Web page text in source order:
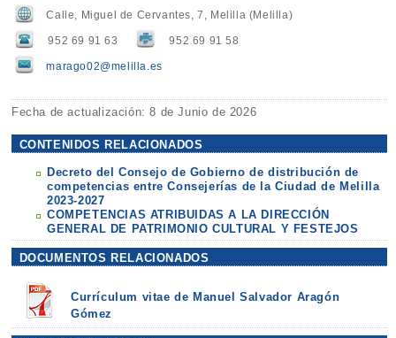
Calle, Miguel de Cervantes, 7, Melilla (Melilla)
952 69 91 63 952 69 91 58
marago02@melilla.es
Fecha de actualización: 8 de Junio de 2026
CONTENIDOS RELACIONADOS
Decreto del Consejo de Gobierno de distribución de
competencias entre Consejerías de la Ciudad de Melilla
2023-2027
COMPETENCIAS ATRIBUIDAS A LA DIRECCIÓN
GENERAL DE PATRIMONIO CULTURAL Y FESTEJOS
DOCUMENTOS RELACIONADOS
Currículum vitae de Manuel Salvador Aragón
Gómez